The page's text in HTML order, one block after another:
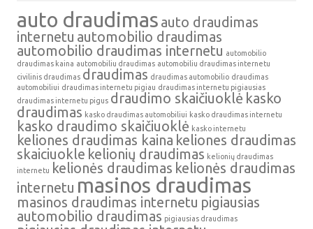
auto draudimas auto draudimas
internetu automobilio draudimas
automobilio draudimas internetu automobilio
draudimas kaina automobiliu draudimas automobiliu draudimas internetu
civilinis draudimas draudimas draudimas automobilio draudimas
automobiliui draudimas internetu pigiau draudimas internetu pigiausias
draudimas internetu pigus draudimo skaičiuoklė kasko
draudimas kasko draudimas automobiliui kasko draudimas internetu
kasko draudimo skaičiuoklė kasko internetu
keliones draudimas kaina keliones draudimas
skaiciuokle kelionių draudimas kelionių draudimas
internetu
kelionės draudimas kelionės draudimas
internetu masinos draudimas
masinos draudimas internetu pigiausias
automobilio draudimas pigiausias draudimas